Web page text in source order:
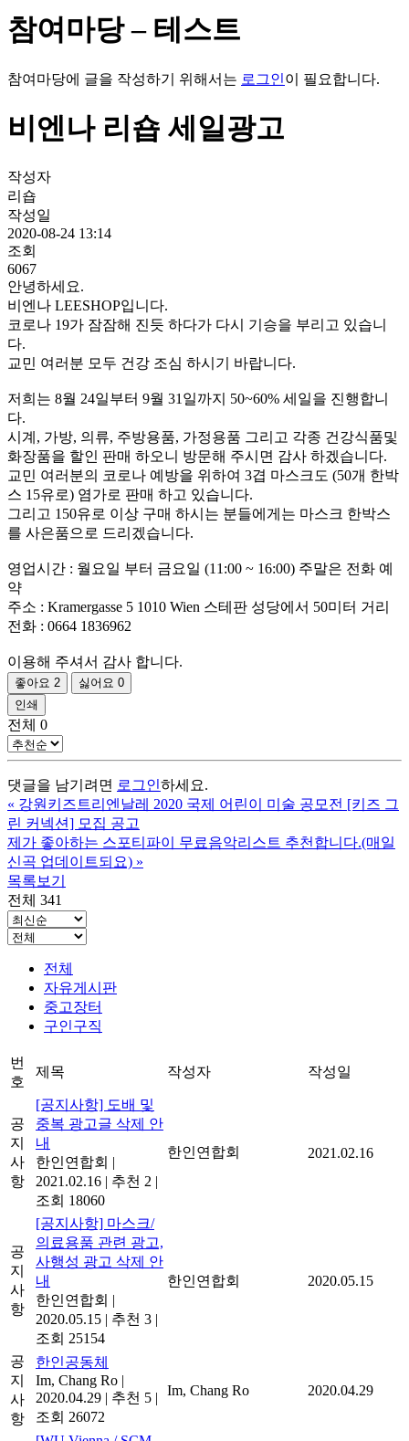
참여마당 – 테스트
참여마당에 글을 작성하기 위해서는 로그인이 필요합니다.
비엔나 리숍 세일광고
작성자
리숍
작성일
2020-08-24 13:14
조회
6067
안녕하세요.
비엔나 LEESHOP입니다.
코로나 19가 잠잠해 진듯 하다가 다시 기승을 부리고 있습니
다.
교민 여러분 모두 건강 조심 하시기 바랍니다.
저희는 8월 24일부터 9월 31일까지 50~60% 세일을 진행합니
다.
시계, 가방, 의류, 주방용품, 가정용품 그리고 각종 건강식품및
화장품을 할인 판매 하오니 방문해 주시면 감사 하겠습니다.
교민 여러분의 코로나 예방을 위하여 3겹 마스크도 (50개 한박
스 15유로) 염가로 판매 하고 있습니다.
그리고 150유로 이상 구매 하시는 분들에게는 마스크 한박스
를 사은품으로 드리겠습니다.
영업시간 : 월요일 부터 금요일 (11:00 ~ 16:00) 주말은 전화 예
약
주소 : Kramergasse 5 1010 Wien 스테판 성당에서 50미터 거리
전화 : 0664 1836962
이용해 주셔서 감사 합니다.
좋아요 2 싫어요 0
인쇄
전체 0
댓글을 남기려면 로그인하세요.
« 강원키즈트리엔날레 2020 국제 어린이 미술 공모전 [키즈 그
린 커넥션] 모집 공고
제가 좋아하는 스포티파이 무료음악리스트 추천합니다.(매일
신곡 업데이트되요) »
목록보기
전체 341
전체
자유게시판
중고장터
구인구직
번
호
제목 작성자 작성일
공
지
사
항
[공지사항] 도배 및
중복 광고글 삭제 안
내
한인연합회 |
2021.02.16 | 추천 2 |
조회 18060
한인연합회 2021.02.16
공
지
사
항
[공지사항] 마스크/
의료용품 관련 광고,
사행성 광고 삭제 안
내
한인연합회 |
2020.05.15 | 추천 3 |
조회 25154
한인연합회 2020.05.15
공
지
사
항
한인공동체
Im, Chang Ro |
2020.04.29 | 추천 5 |
조회 26072
Im, Chang Ro 2020.04.29